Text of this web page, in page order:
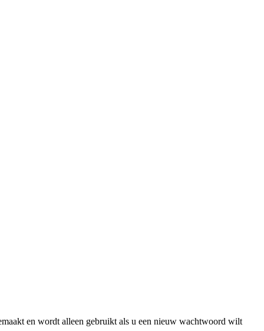
en wordt alleen gebruikt als u een nieuw wachtwoord wilt